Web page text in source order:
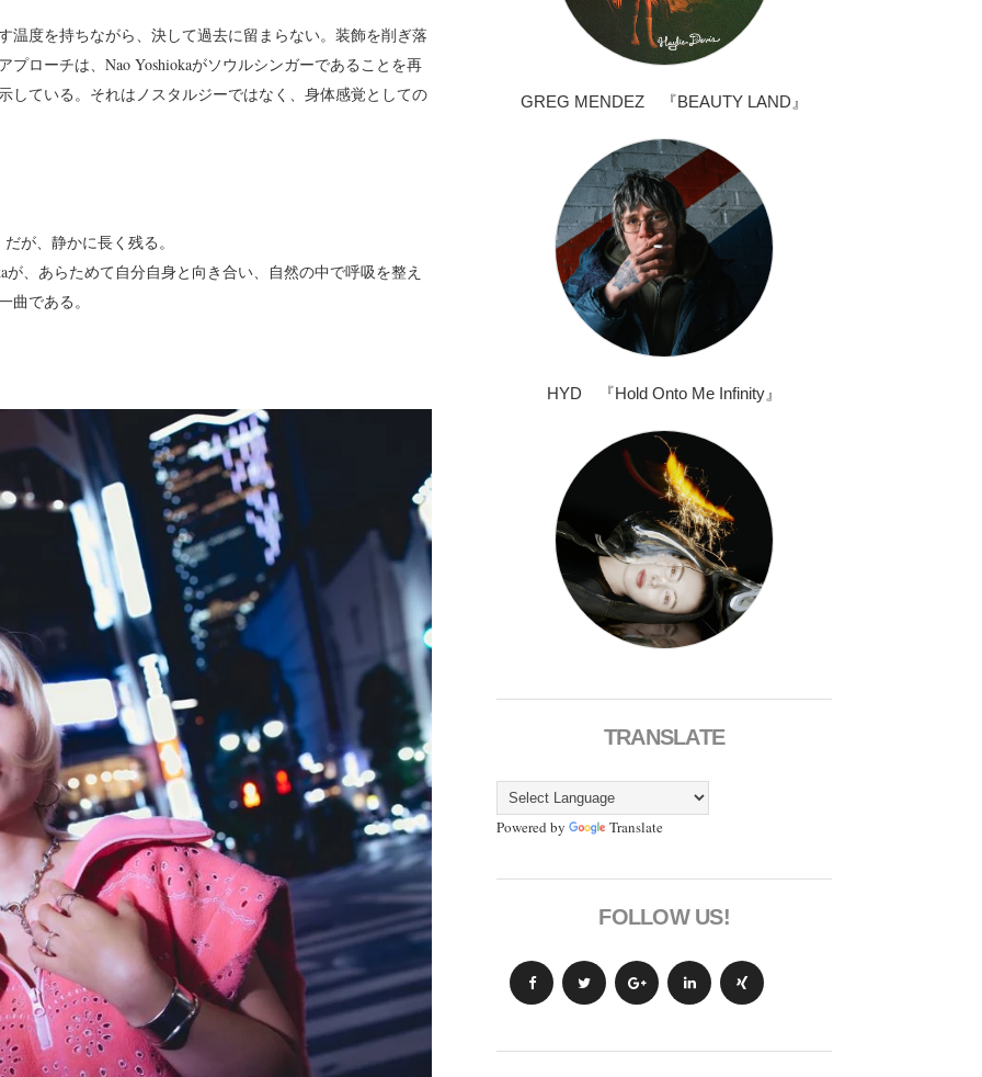
度を持ちながら、決して過去に留まらない。装飾を削ぎ落
ローチは、Nao Yoshiokaがソウルシンガーであることを再
している。それはノスタルジーではなく、身体感覚としての
が、静かに長く残る。
、あらためて自分自身と向き合い、自然の中で呼吸を整え
である。
GREG MENDEZ 『BEAUTY LAND』
HYD 『Hold Onto Me Infinity』
TRANSLATE
Powered by Translate
FOLLOW US!